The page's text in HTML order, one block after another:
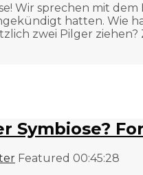
Wir sprechen mit
hatten. Wie
zwei Pilger ziehen?
Symbiose?
Featured 00:45:28